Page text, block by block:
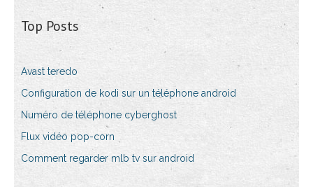
Top Posts
Avast teredo
Configuration de kodi sur un téléphone android
Numéro de téléphone cyberghost
Flux vidéo pop-corn
Comment regarder mlb tv sur android